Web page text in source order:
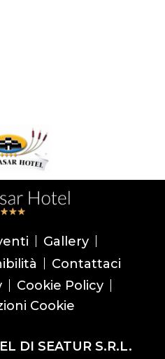
Gallery
Contattaci
Cookie Policy
Cookie
DI SEATUR S.R.L.